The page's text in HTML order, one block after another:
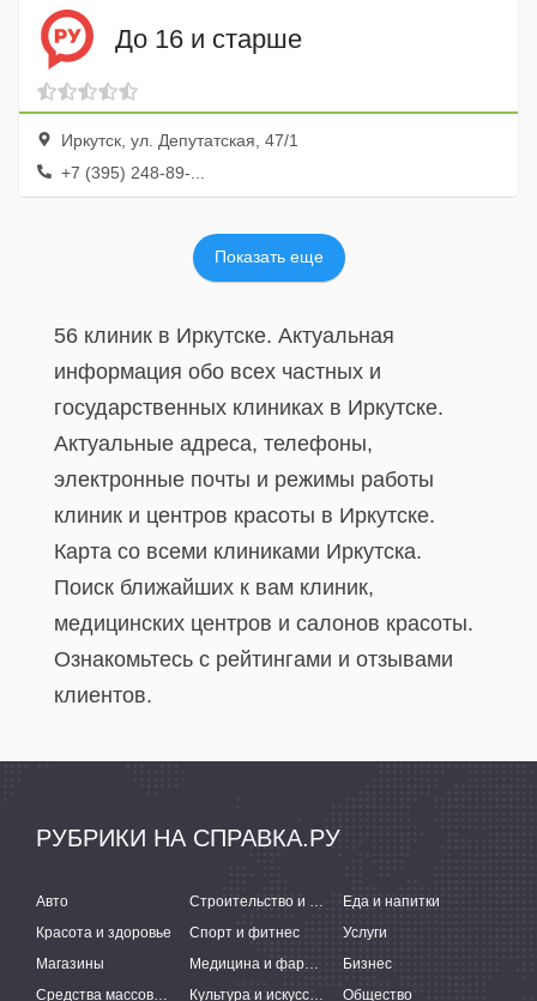
До 16 и старше
Иркутск, ул. Депутатская, 47/1
+7 (395) 248-89-...
Показать еще
56 клиник в Иркутске. Актуальная
информация обо всех частных и
государственных клиниках в Иркутске.
Актуальные адреса, телефоны,
электронные почты и режимы работы
клиник и центров красоты в Иркутске.
Карта со всеми клиниками Иркутска.
Поиск ближайших к вам клиник,
медицинских центров и салонов красоты.
Ознакомьтесь с рейтингами и отзывами
клиентов.
РУБРИКИ НА СПРАВКА.РУ
Авто Строительство и ремонт
Еда и напитки
Красота и здоровье
Спорт и фитнес
Услуги
Магазины
Медицина и фармацевтика
Бизнес
Средства массовой информации
Культура и искусство Общество